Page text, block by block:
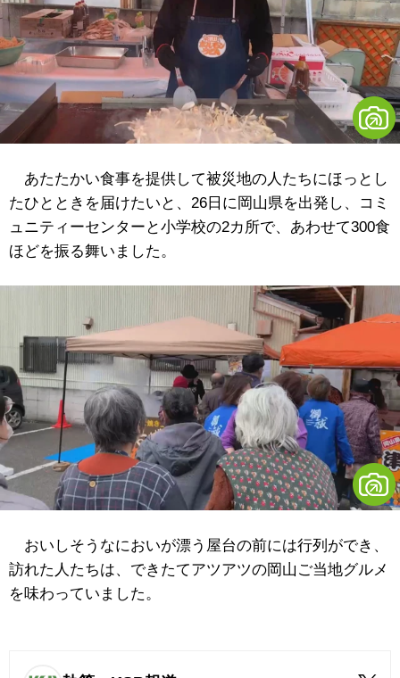
あたたかい食事を提供して被災地の人たちにほっとし
たひとときを届けたいと、26日に岡山県を出発し、コミ
ュニティーセンターと小学校の2カ所で、あわせて300食
ほどを振る舞いました。
おいしそうなにおいが漂う屋台の前には行列ができ、
訪れた人たちは、できたてアツアツの岡山ご当地グルメ
を味わっていました。